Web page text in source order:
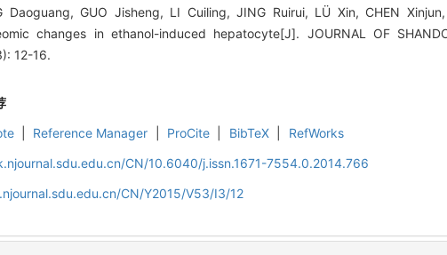
Daoguang, GUO Jisheng, LI Cuiling, JING Ruirui, LÜ Xin, CHEN
changes in ethanol-induced hepatocyte[J]. JOURNAL OF
12-16.
Reference Manager ProCite BibTeX
RefWorks
CN/10.6040/j.issn.1671-7554.0.2014.766
CN/Y2015/V53/I3/12